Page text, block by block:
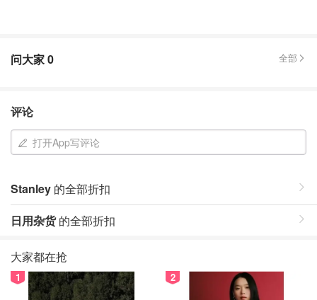
问大家0 全部
评论
打开App写评论
Stanley 的全部折扣
日用杂货的全部折扣
大家都在抢
1 2